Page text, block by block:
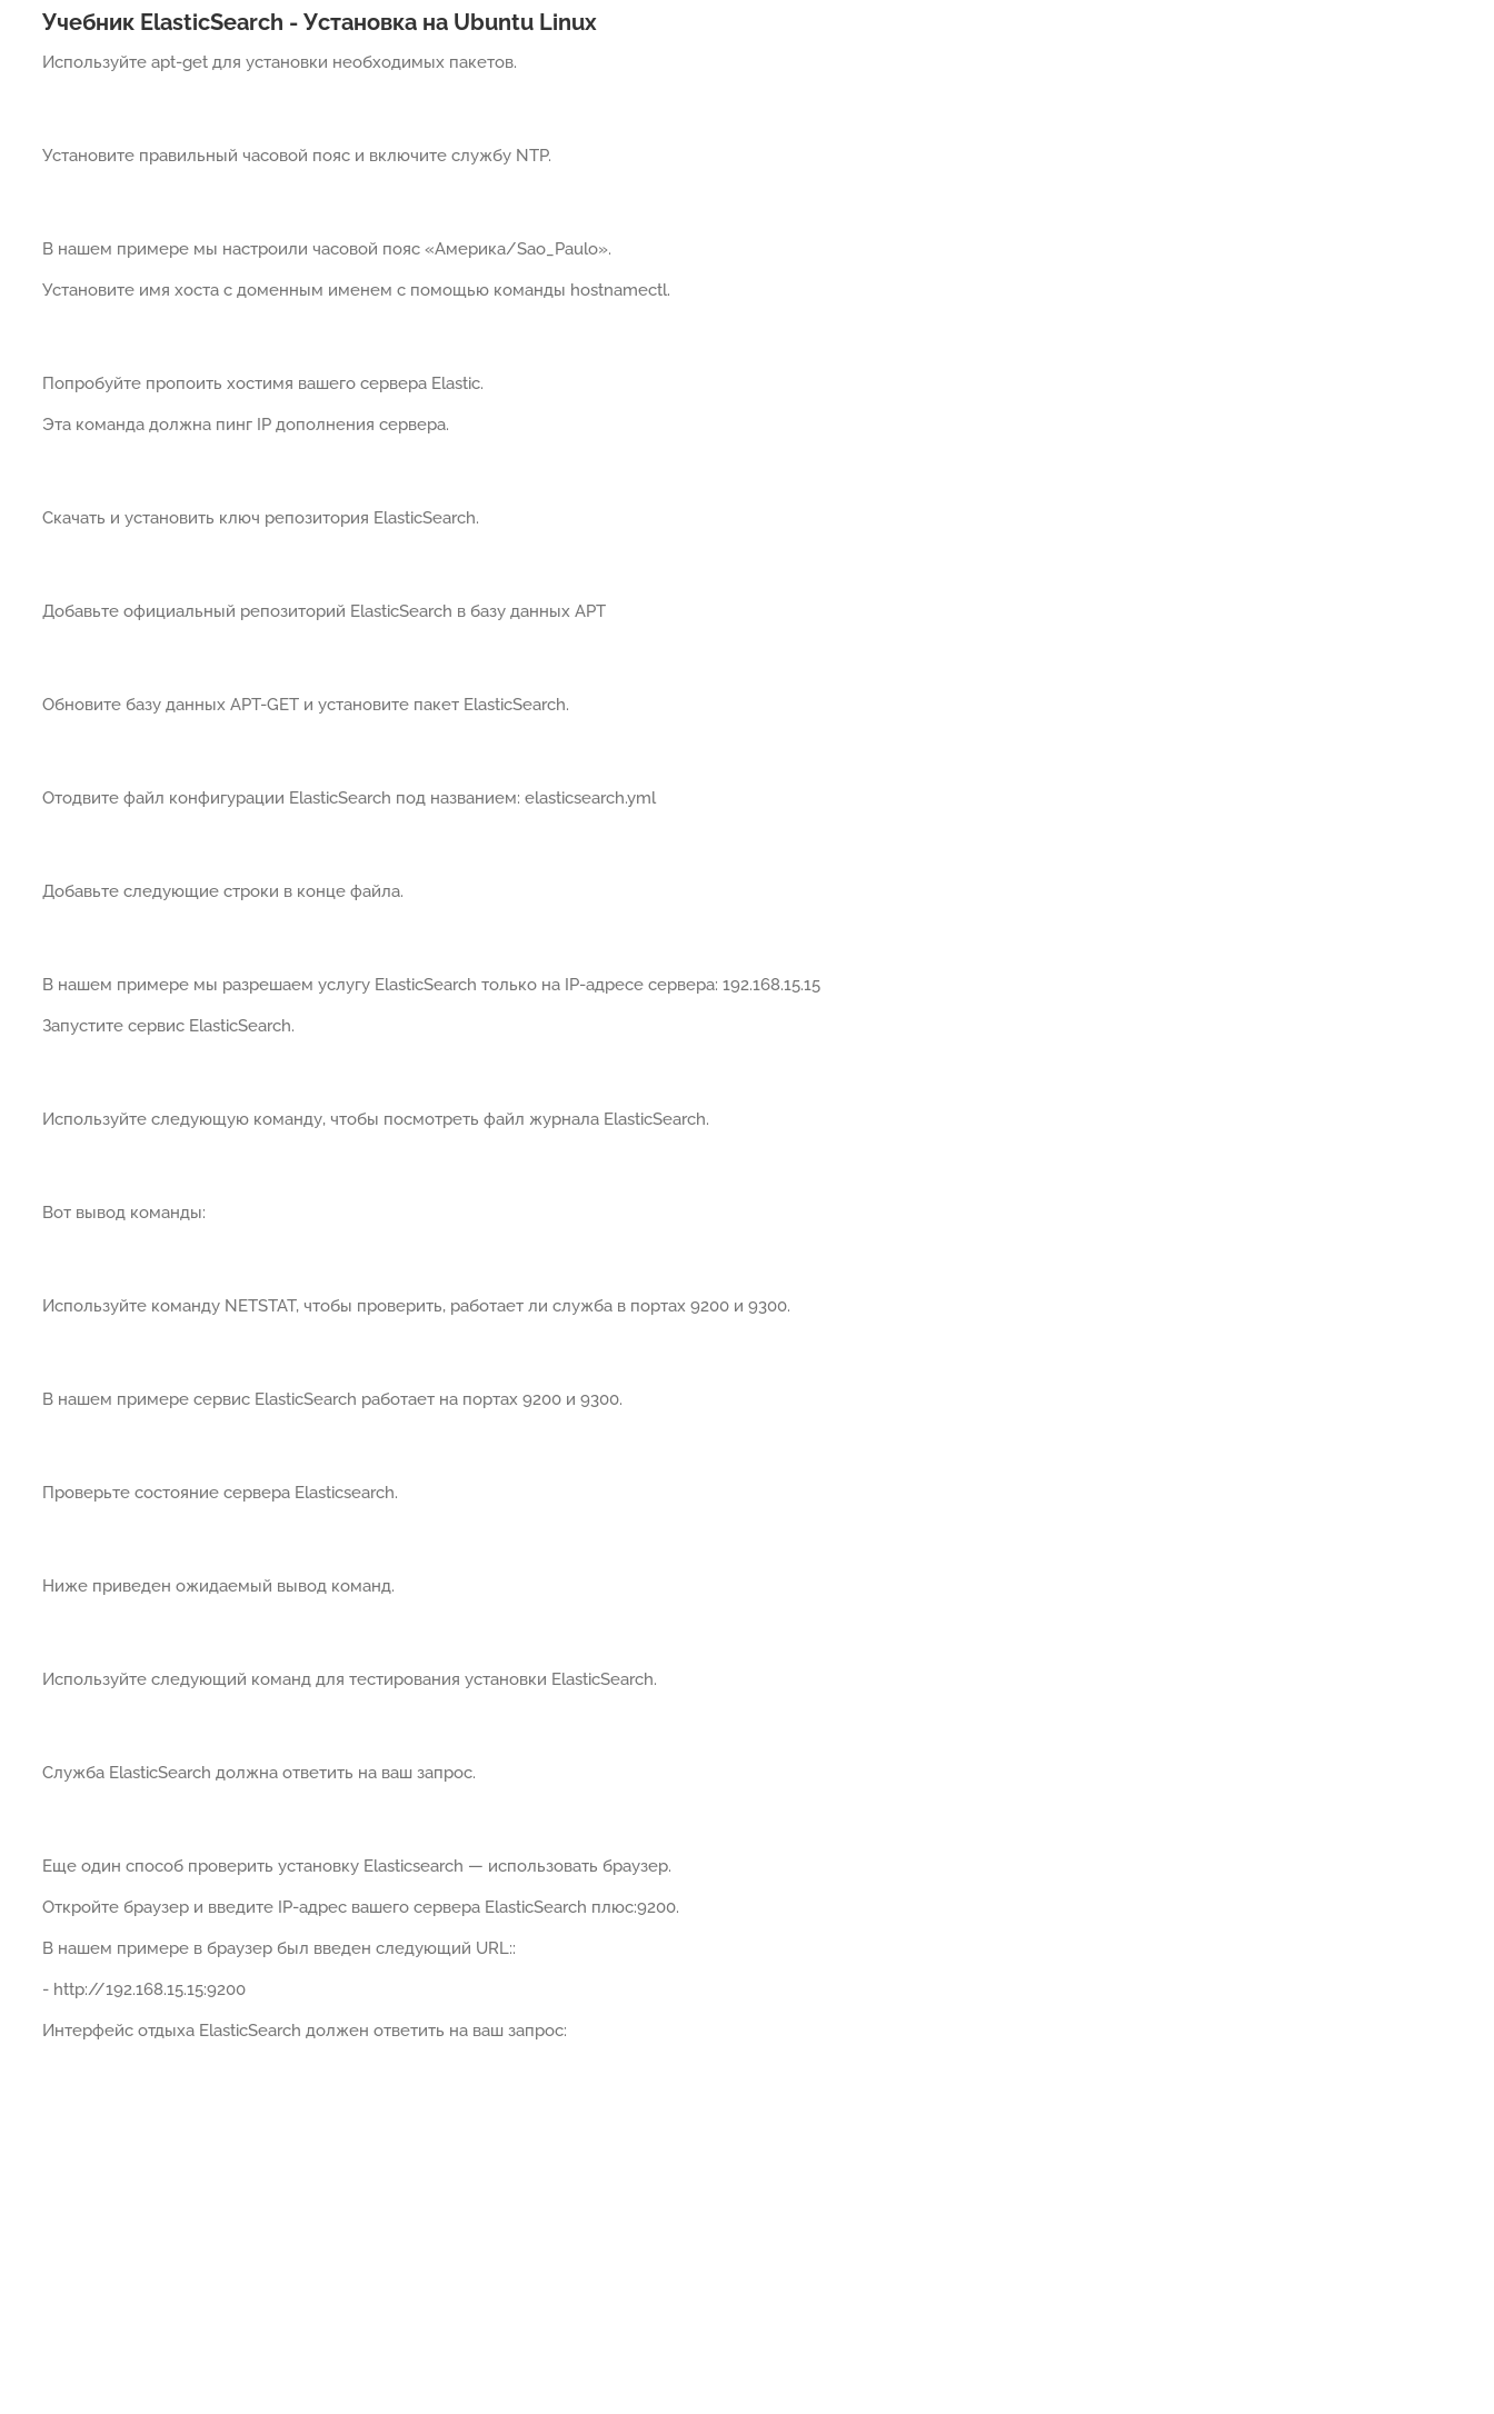
Учебник ElasticSearch - Установка на Ubuntu Linux
Используйте apt-get для установки необходимых пакетов.
Установите правильный часовой пояс и включите службу NTP.
В нашем примере мы настроили часовой пояс «Америка/Sao_Paulo».
Установите имя хоста с доменным именем с помощью команды hostnamectl.
Попробуйте пропоить хостимя вашего сервера Elastic.
Эта команда должна пинг IP дополнения сервера.
Скачать и установить ключ репозитория ElasticSearch.
Добавьте официальный репозиторий ElasticSearch в базу данных APT
Обновите базу данных APT-GET и установите пакет ElasticSearch.
Отодвите файл конфигурации ElasticSearch под названием: elasticsearch.yml
Добавьте следующие строки в конце файла.
В нашем примере мы разрешаем услугу ElasticSearch только на IP-адресе сервера: 192.168.15.15
Запустите сервис ElasticSearch.
Используйте следующую команду, чтобы посмотреть файл журнала ElasticSearch.
Вот вывод команды:
Используйте команду NETSTAT, чтобы проверить, работает ли служба в портах 9200 и 9300.
В нашем примере сервис ElasticSearch работает на портах 9200 и 9300.
Проверьте состояние сервера Elasticsearch.
Ниже приведен ожидаемый вывод команд.
Используйте следующий команд для тестирования установки ElasticSearch.
Служба ElasticSearch должна ответить на ваш запрос.
Еще один способ проверить установку Elasticsearch — использовать браузер.
Откройте браузер и введите IP-адрес вашего сервера ElasticSearch плюс:9200.
В нашем примере в браузер был введен следующий URL::
- http://192.168.15.15:9200
Интерфейс отдыха ElasticSearch должен ответить на ваш запрос: